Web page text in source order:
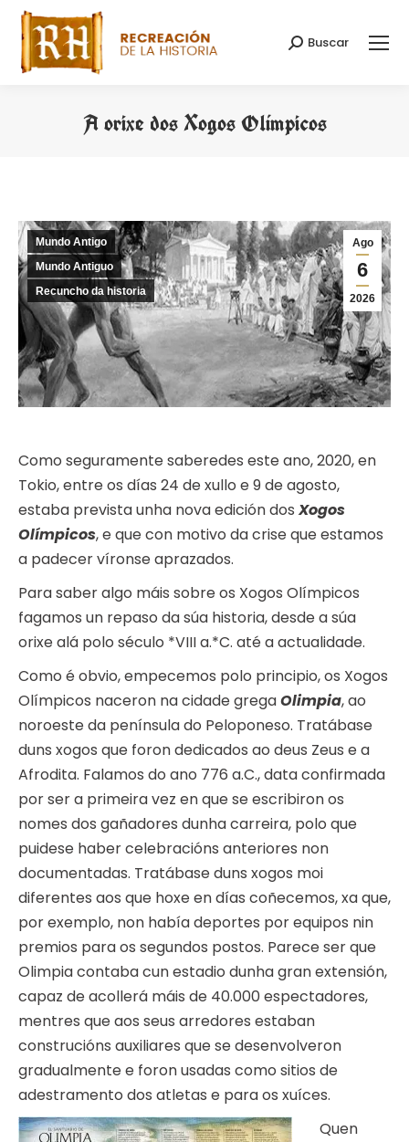
Search:
Buscar
A orixe dos Xogos Olímpicos
Ago
6
2026
Mundo Antigo
Mundo Antiguo
Recuncho da historia
Como seguramente saberedes este ano, 2020, en
Tokio, entre os días 24 de xullo e 9 de agosto,
estaba prevista unha nova edición dos Xogos
Olímpicos, e que con motivo da crise que estamos
a padecer víronse aprazados.
Para saber algo máis sobre os Xogos Olímpicos
fagamos un repaso da súa historia, desde a súa
orixe alá polo século *VIII a.*C. até a actualidade.
Como é obvio, empecemos polo principio, os Xogos
Olímpicos naceron na cidade gregaOlimpia, ao
noroeste da península do Peloponeso. Tratábase
duns xogos que foron dedicados ao deus Zeus e a
Afrodita. Falamos do ano 776 a.C., data confirmada
por ser a primeira vez en que se escribiron os
nomes dos gañadores dunha carreira, polo que
puidese haber celebracións anteriores non
documentadas. Tratábase duns xogos moi
diferentes aos que hoxe en días coñecemos, xa que,
por exemplo, non había deportes por equipos nin
premios para os segundos postos. Parece ser que
Olimpia contaba cun estadio dunha gran extensión,
capaz de acollerá máis de 40.000 espectadores,
mentres que aos seus arredores estaban
construcións auxiliares que se desenvolveron
gradualmente e foron usadas como sitios de
adestramento dos atletas e para os xuíces.
Quen